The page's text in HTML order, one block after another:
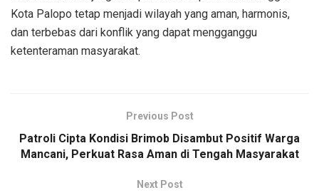
Kota Palopo tetap menjadi wilayah yang aman, harmonis,
dan terbebas dari konflik yang dapat mengganggu
ketenteraman masyarakat.
Previous Post
Patroli Cipta Kondisi Brimob Disambut Positif Warga
Mancani, Perkuat Rasa Aman di Tengah Masyarakat
Next Post